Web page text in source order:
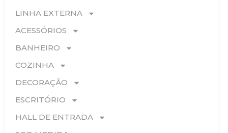
LINHA EXTERNA
ACESSÓRIOS
BANHEIRO
COZINHA
DECORAÇÃO
ESCRITÓRIO
HALL DE ENTRADA